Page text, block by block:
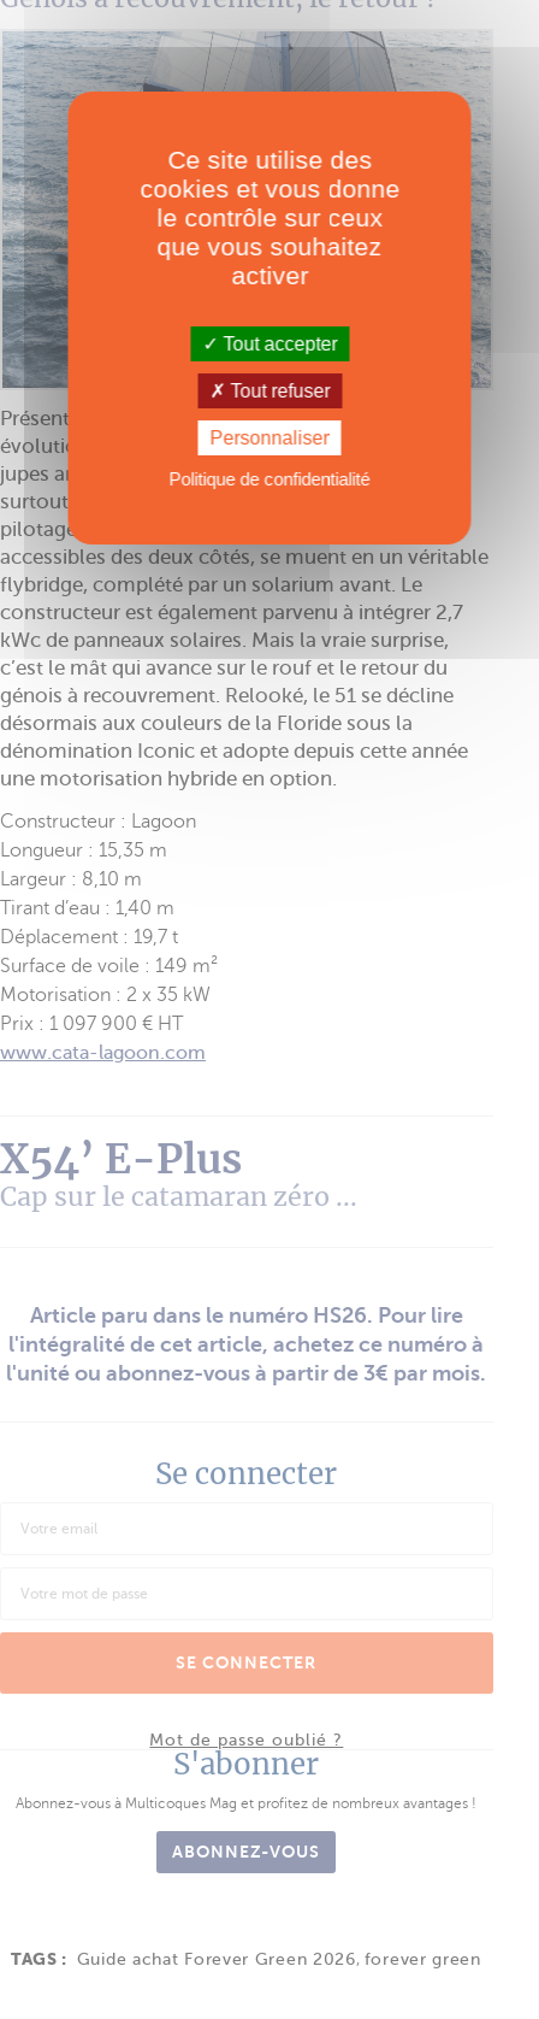
Présenté en 2022, le Lagoon 51 est en fait une
évolution du 50. Quoi de neuf ? On note que les
jupes arrière sont sensiblement plus longues, et
surtout dotées d’un débord latéral. Le poste de
pilotage surélevé et les bains de soleil, toujours
accessibles des deux côtés, se muent en un véritable
flybridge, complété par un solarium avant. Le
constructeur est également parvenu à intégrer 2,7
kWc de panneaux solaires. Mais la vraie surprise,
c’est le mât qui avance sur le rouf et le retour du
génois à recouvrement. Relooké, le 51 se décline
désormais aux couleurs de la Floride sous la
dénomination Iconic et adopte depuis cette année
une motorisation hybride en option.
Constructeur : Lagoon
Longueur : 15,35 m
Largeur : 8,10 m
Tirant d’eau : 1,40 m
Déplacement : 19,7 t
Surface de voile : 149 m²
Motorisation : 2 x 35 kW
Prix : 1 097 900 € HT
www.cata-lagoon.com
X54’ E-Plus
Cap sur le catamaran zéro ...
Article paru dans le numéro HS26. Pour lire
l'intégralité de cet article, achetez ce numéro à
l'unité ou abonnez-vous à partir de 3€ par mois.
Se connecter
SE CONNECTER
Mot de passe oublié ?
S'abonner
Abonnez-vous à Multicoques Mag et profitez de nombreux avantages !
ABONNEZ-VOUS
TAGS : Guide achat Forever Green 2026, forever green
Ce site utilise des
cookies et vous donne
le contrôle sur ceux
que vous souhaitez
activer
Tout accepter
Tout refuser
Personnaliser
Politique de confidentialité